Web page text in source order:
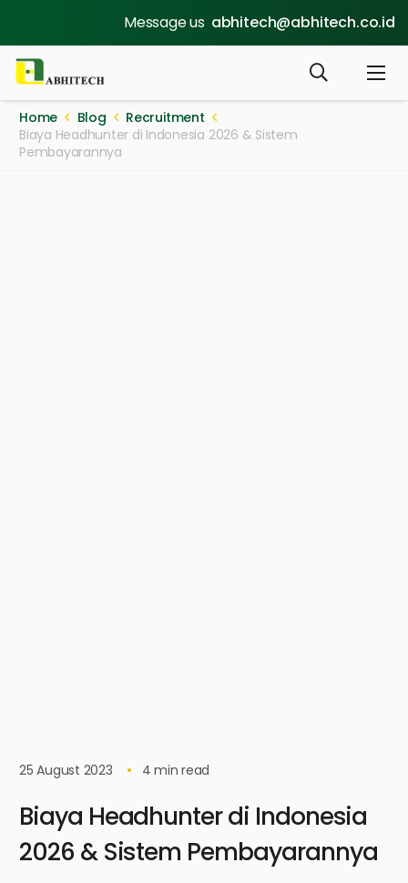
Message us abhitech@abhitech.co.id
Home Blog
Recruitment
Biaya Headhunter di Indonesia 2026 & Sistem
Pembayarannya
25 August 2023 4 min read
Biaya Headhunter di Indonesia
2026 & Sistem Pembayarannya